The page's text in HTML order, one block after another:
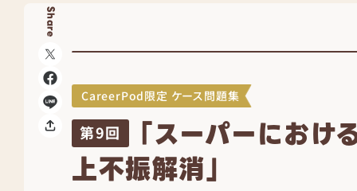
Share
CareerPod限定 ケース問題集
第9回 「スーパーにおけ
上不振解消」